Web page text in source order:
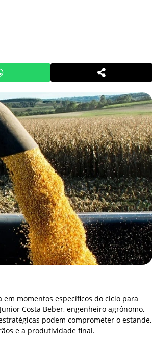
momentos específicos do ciclo para
Costa Beber, engenheiro agrônomo,
podem comprometer o estande,
e a produtividade final.